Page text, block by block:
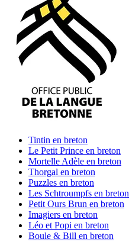
Tintin en breton
Le Petit Prince en breton
Mortelle Adèle en breton
Thorgal en breton
Puzzles en breton
Les Schtroumpfs en breton
Petit Ours Brun en breton
Imagiers en breton
Léo et Popi en breton
Boule & Bill en breton